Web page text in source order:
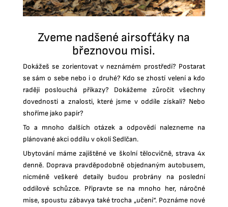
Zveme nadšené airsofťáky na
březnovou misi.
Dokážeš se zorientovat v neznámém prostředí? Postarat
se sám o sebe nebo i o druhé? Kdo se zhostí velení a kdo
raději poslouchá příkazy? Dokážeme zůročit všechny
dovednosti a znalosti, které jsme v oddíle získali? Nebo
shoříme jako papír?
To a mnoho dalších otázek a odpovědí nalezneme na
plánované akci oddílu v okolí Sedlčan.
Ubytování máme zajištěné ve školní tělocvičně, strava 4x
denně. Doprava pravděpodobně objednaným autobusem,
nicméně veškeré detaily budou probrány na poslední
oddílové schůzce. Připravte se na mnoho her, náročné
mise, spoustu zábavya také trocha „učení“. Poznáme nové